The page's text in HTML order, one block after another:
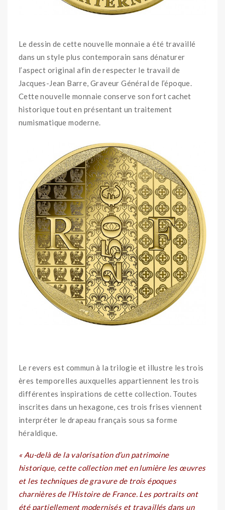
Le dessin de cette nouvelle monnaie a été travaillé
dans un style plus contemporain sans dénaturer
l’aspect original afin de respecter le travail de
Jacques-Jean Barre, Graveur Général de l’époque.
Cette nouvelle monnaie conserve son fort cachet
historique tout en présentant un traitement
numismatique moderne.
Le revers est commun à la trilogie et illustre les trois
ères temporelles auxquelles appartiennent les trois
différentes inspirations de cette collection. Toutes
inscrites dans un hexagone, ces trois frises viennent
interpréter le drapeau français sous sa forme
héraldique.
« Au-delà de la valorisation d’un patrimoine
historique, cette collection met en lumière les œuvres
et les techniques de gravure de trois époques
charnières de l’Histoire de France. Les portraits ont
été partiellement modernisés et travaillés dans un